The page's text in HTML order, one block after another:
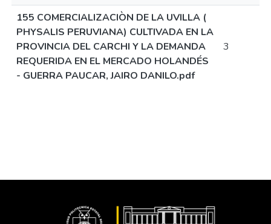
155 COMERCIALIZACIÒN DE LA UVILLA (
PHYSALIS PERUVIANA) CULTIVADA EN LA
PROVINCIA DEL CARCHI Y LA DEMANDA
REQUERIDA EN EL MERCADO HOLANDÉS
- GUERRA PAUCAR, JAIRO DANILO.pdf
3